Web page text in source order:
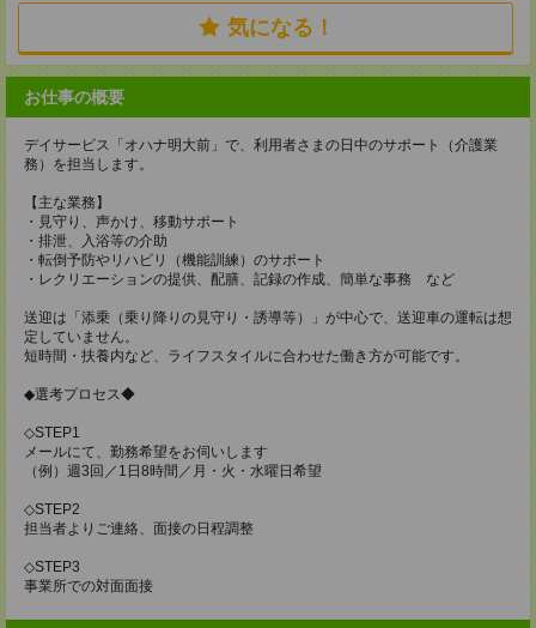
気になる！
お仕事の概要
デイサービス「オハナ明大前」で、利用者さまの日中のサポート（介護業
務）を担当します。
【主な業務】
・見守り、声かけ、移動サポート
・排泄、入浴等の介助
・転倒予防やリハビリ（機能訓練）のサポート
・レクリエーションの提供、配膳、記録の作成、簡単な事務 など
送迎は「添乗（乗り降りの見守り・誘導等）」が中心で、送迎車の運転は想
定していません。
短時間・扶養内など、ライフスタイルに合わせた働き方が可能です。
◆選考プロセス◆
◇STEP1
メールにて、勤務希望をお伺いします
（例）週3回／1日8時間／月・火・水曜日希望
◇STEP2
担当者よりご連絡、面接の日程調整
◇STEP3
事業所での対面面接